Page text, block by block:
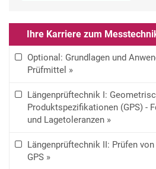
Ihre Karriere zum
Optional: Grundlagen und
Prüfmittel »
Längenprüftechnik I:
Produktspezifikationen (GPS) -
und Lagetoleranzen »
Längenprüftechnik II: Prüfen
GPS »